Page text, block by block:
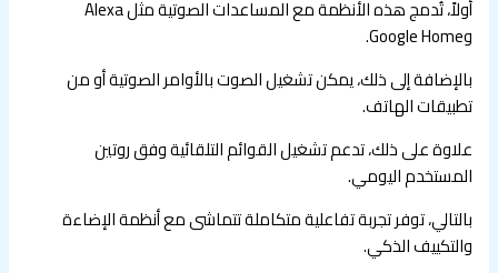
أولاً، تُدمج هذه الأنظمة مع المساعدات الصوتية مثل Alexa
وGoogle Home.
بالإضافة إلى ذلك، يمكن تشغيل الصوت بالأوامر الصوتية أو من
تطبيقات الهاتف.
علاوة على ذلك، تدعم تشغيل القوائم التلقائية وفق روتين
المستخدم اليومي.
بالتالي، توفر تجربة تفاعلية متكاملة تتماشى مع أنظمة الإضاءة
والتكييف الذكي.